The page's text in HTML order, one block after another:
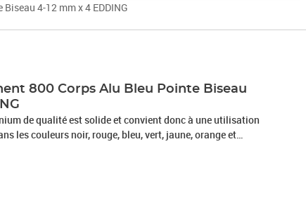
4-12 mm x 4 EDDING
800 Corps Alu Bleu Pointe Biseau
de qualité est solide et convient donc à une utilisation
les couleurs noir, rouge, bleu, vert, jaune, orange et
T 100 et edding T 1000 Ce marqueur permanent est
n'importe quel support Le capuchon peut se fixer
de marque de grande qualité , la qualité Made in
décennies